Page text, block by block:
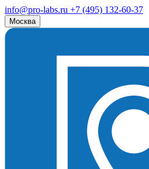
info@pro-labs.ru +7 (495) 132-60-37
Москва